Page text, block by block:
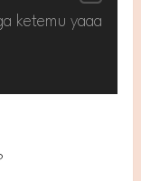
ketemu yaaa